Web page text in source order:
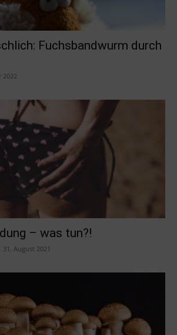
Fuchsbandwurm durch
2022
– was tun?!
31. August 2021